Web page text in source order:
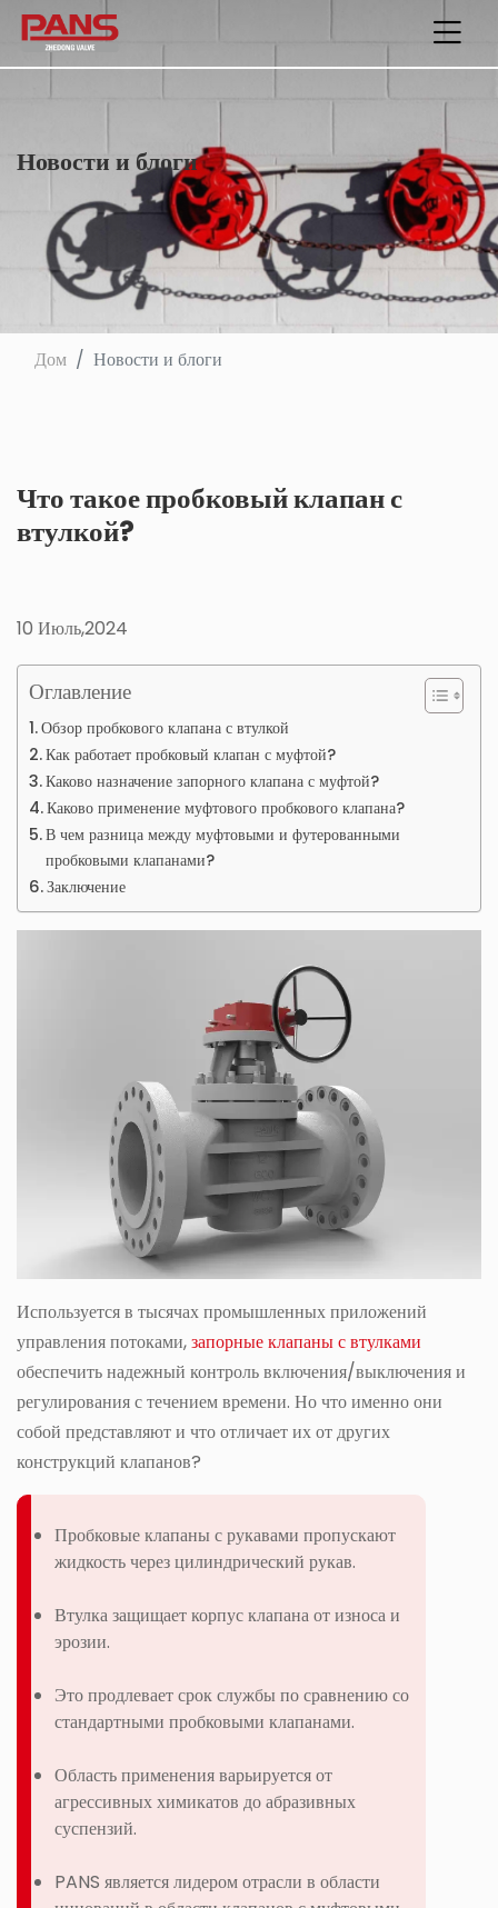
Новости и блоги
Дом Новости и блоги
Что такое пробковый клапан с
втулкой?
10 Июль,2024
Оглавление
Обзор пробкового клапана с втулкой
Как работает пробковый клапан с муфтой?
Каково назначение запорного клапана с муфтой?
Каково применение муфтового пробкового клапана?
В чем разница между муфтовыми и футерованными
пробковыми клапанами?
Заключение
Используется в тысячах промышленных приложений
управления потоками,запорные клапаны с втулками
обеспечить надежный контроль включения/выключения и
регулирования с течением времени. Но что именно они
собой представляют и что отличает их от других
конструкций клапанов?
Пробковые клапаны с рукавами пропускают
жидкость через цилиндрический рукав.
Втулка защищает корпус клапана от износа и
эрозии.
Это продлевает срок службы по сравнению со
стандартными пробковыми клапанами.
Область применения варьируется от
агрессивных химикатов до абразивных
суспензий.
PANS является лидером отрасли в области